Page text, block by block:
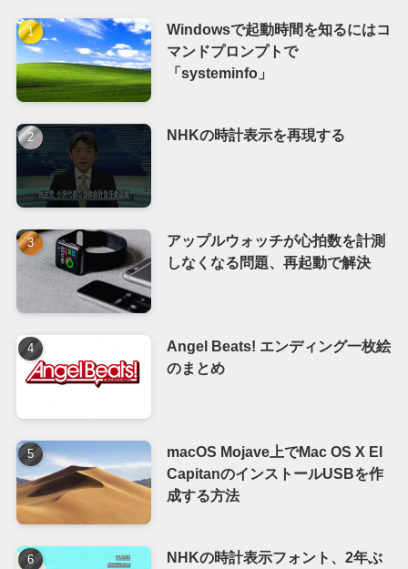
Windowsで起動時間を知るにはコ
マンドプロンプトで
「systeminfo」
NHKの時計表示を再現する
アップルウォッチが心拍数を計測
しなくなる問題、再起動で解決
Angel Beats! エンディング一枚絵
のまとめ
macOS Mojave上でMac OS X El
CapitanのインストールUSBを作
成する方法
NHKの時計表示フォント、2年ぶ